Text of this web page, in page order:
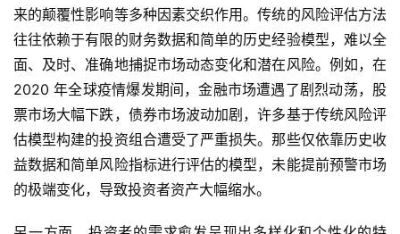
来的颠覆性影响等多种因素交织作用。传统的风险评估方法
往往依赖于有限的财务数据和简单的历史经验模型，难以全
面、及时、准确地捕捉市场动态变化和潜在风险。例如，在
2020 年全球疫情爆发期间，金融市场遭遇了剧烈动荡，股
票市场大幅下跌，债券市场波动加剧，许多基于传统风险评
估模型构建的投资组合遭受了严重损失。那些仅依靠历史收
益数据和简单风险指标进行评估的模型，未能提前预警市场
的极端变化，导致投资者资产大幅缩水。